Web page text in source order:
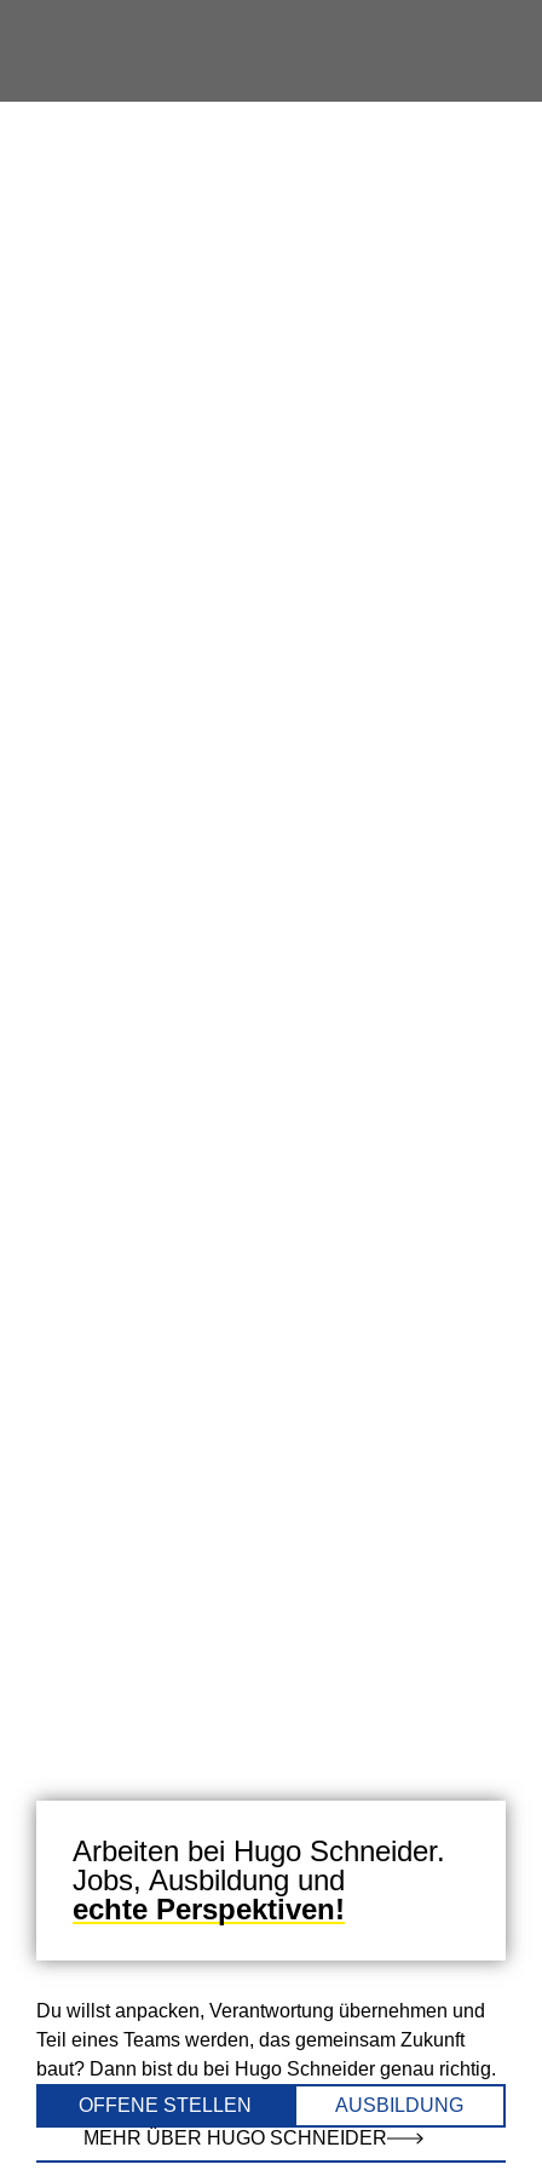
Arbeiten bei Hugo Schneider.
Jobs, Ausbildung und
echte Perspektiven!
Du willst anpacken, Verantwortung übernehmen und
Teil eines Teams werden, das gemeinsam Zukunft
baut? Dann bist du bei Hugo Schneider genau richtig.
OFFENE STELLEN
AUSBILDUNG
MEHR ÜBER HUGO SCHNEIDER